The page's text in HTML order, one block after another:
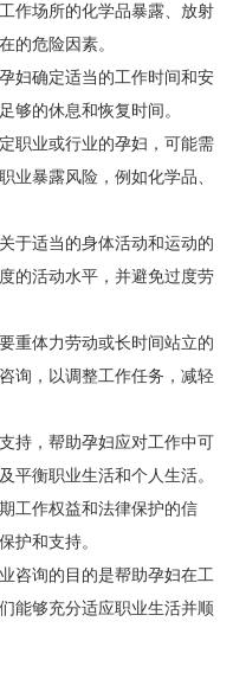
作场所的化学品暴露、放射
的危险因素。
妇确定适当的工作时间和安
够的休息和恢复时间。
职业或行业的孕妇，可能需
业暴露风险，例如化学品、
于适当的身体活动和运动的
的活动水平，并避免过度劳
重体力劳动或长时间站立的
询，以调整工作任务，减轻
持，帮助孕妇应对工作中可
平衡职业生活和个人生活。
工作权益和法律保护的信
护和支持。
咨询的目的是帮助孕妇在工
能够充分适应职业生活并顺